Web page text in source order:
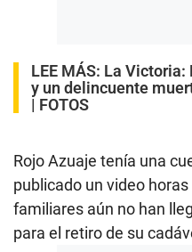
LEE MÁS: La Victoria:
y un delincuente
| FOTOS
Rojo Azuaje tenía una
publicado un video
familiares aún no han
para el retiro de su